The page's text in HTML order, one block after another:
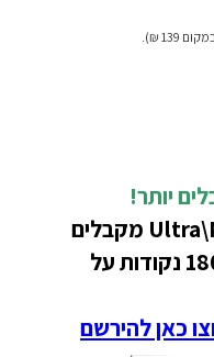
חברי מועדון במעמד Ultra\Max מקבלים
10% הנחה בתמורה ל-1800 נקודות על
כאן להירשם